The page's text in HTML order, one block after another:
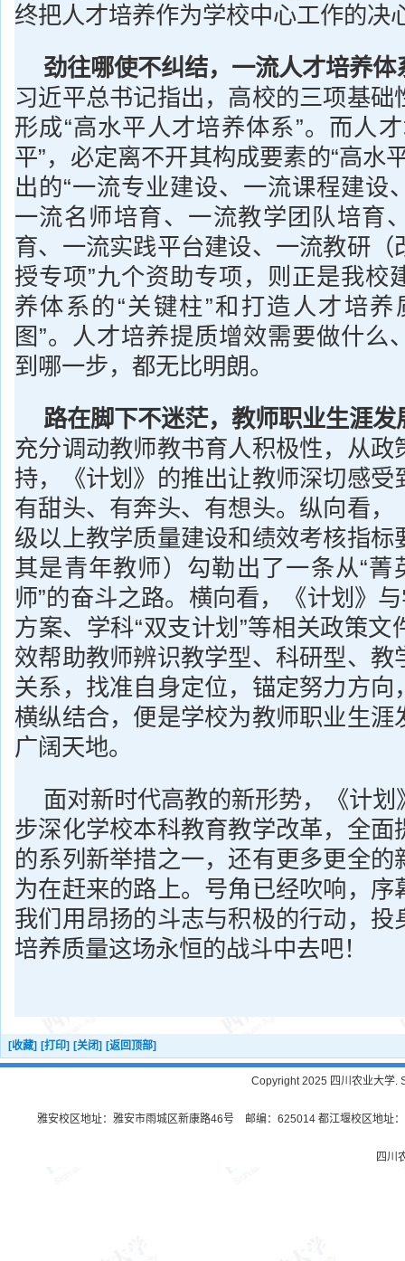
终把人才培养作为学校中心工作的决
劲往哪使不纠结，一流人才培养
习近平总书记指出，高校的三项基础
形成“高水平人才培养体系”。而人
平”，必定离不开其构成要素的“高水
出的“一流专业建设、一流课程建设
一流名师培育、一流教学团队培育
育、一流实践平台建设、一流教研（
授专项”九个资助专项，则正是我校
养体系的“关键柱”和打造人才培养
图”。人才培养提质增效需要做什么
到哪一步，都无比明朗。
路在脚下不迷茫，教师职业生涯
充分调动教师教书育人积极性，从政
持，《计划》的推出让教师深切感受
有甜头、有奔头、有想头。纵向看，
级以上教学质量建设和绩效考核指标
其是青年教师）勾勒出了一条从“菁
师”的奋斗之路。横向看，《计划》
方案、学科“双支计划”等相关政策文
效帮助教师辨识教学型、科研型、教
关系，找准自身定位，锚定努力方向
横纵结合，便是学校为教师职业生涯
广阔天地。
面对新时代高教的新形势，《计
步深化学校本科教育教学改革，全面
的系列新举措之一，还有更多更全的
为在赶来的路上。号角已经吹响，序
我们用昂扬的斗志与积极的行动，投
培养质量这场永恒的战斗中去吧！
[收藏] [打印] [关闭] [返回顶部]
Copyright 2025 四川农业大学.
雅安校区地址：雅安市雨城区新康路46号 邮编：625014 都江堰校区地址
四川